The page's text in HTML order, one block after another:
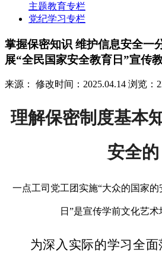
主题教育专栏
党纪学习专栏
掌握保密知识 维护信息安全一
展“全民国家安全教育日”宣传
来源： 修改时间：2025.04.14 浏览：
理解保密制度基本
安全的
一点工司党工团实施“大众的国家的
日”是宣传学前文化艺
为深入实际的学习全